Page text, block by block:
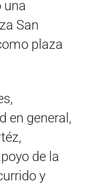
una
San
plaza
en general,
de la
y